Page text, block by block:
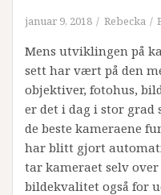
januar 9, 2018 Rebecka
Mens utviklingen på
sett har vært på den
objektiver, fotohus,
er det i dag i stor grad
de beste kameraene
har blitt gjort
tar kameraet selv
bildekvalitet også for